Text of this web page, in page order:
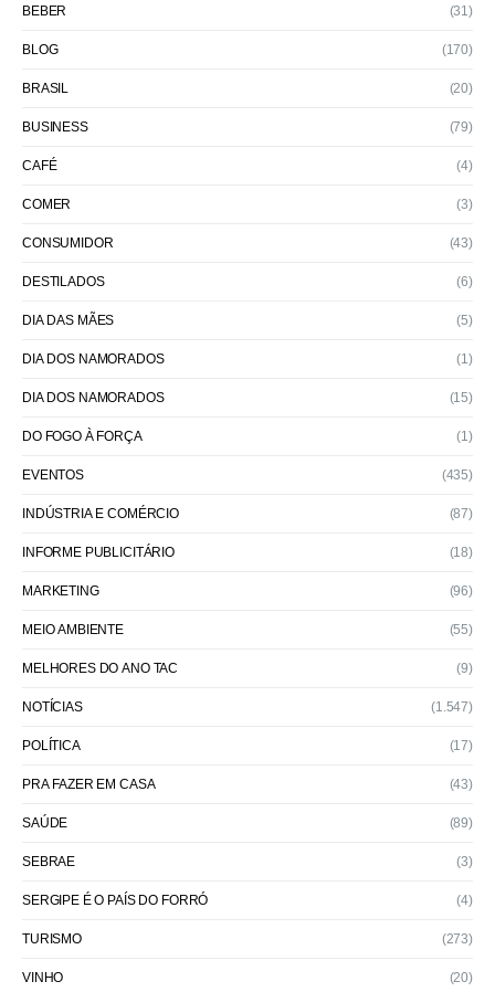
BEBER (31)
BLOG (170)
BRASIL (20)
BUSINESS (79)
CAFÉ (4)
COMER (3)
CONSUMIDOR (43)
DESTILADOS (6)
DIA DAS MÃES (5)
DIA DOS NAMORADOS (1)
DIA DOS NAMORADOS (15)
DO FOGO À FORÇA (1)
EVENTOS (435)
INDÚSTRIA E COMÉRCIO (87)
INFORME PUBLICITÁRIO (18)
MARKETING (96)
MEIO AMBIENTE (55)
MELHORES DO ANO TAC (9)
NOTÍCIAS (1.547)
POLÍTICA (17)
PRA FAZER EM CASA (43)
SAÚDE (89)
SEBRAE (3)
SERGIPE É O PAÍS DO FORRÓ (4)
TURISMO (273)
VINHO (20)